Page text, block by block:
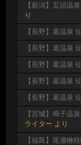
【新潟】五頭
り
【長野】葛温
【長野】葛温
【長野】葛温
【長野】葛温
【長野】葛温
【宮城】鳴子
ライター より
【福島】尾瀬檜